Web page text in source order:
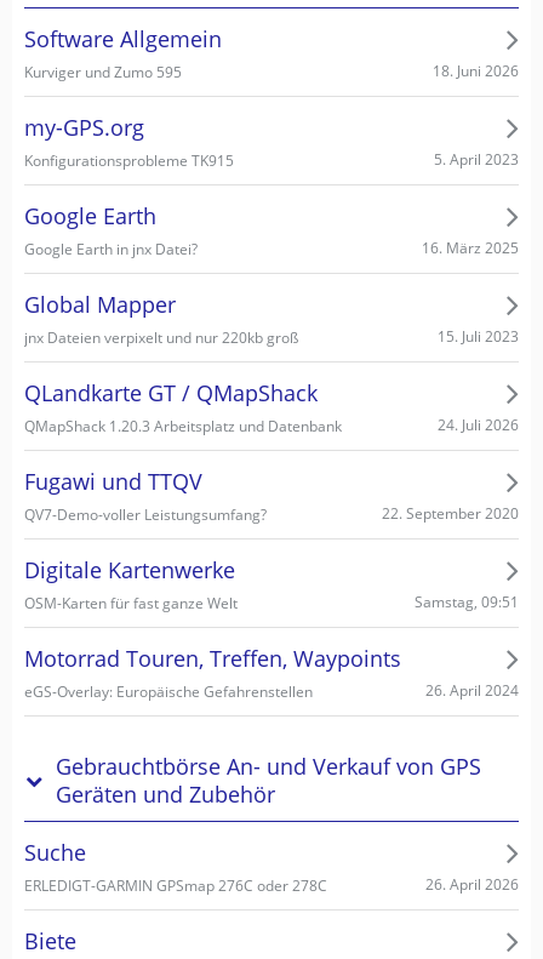
Software Allgemein
Kurviger und Zumo 595 18. Juni 2026
my-GPS.org
Konfigurationsprobleme TK915 5. April 2023
Google Earth
Google Earth in jnx Datei? 16. März 2025
Global Mapper
jnx Dateien verpixelt und nur 220kb groß 15. Juli 2023
QLandkarte GT / QMapShack
QMapShack 1.20.3 Arbeitsplatz und Datenbank 24. Juli 2026
Fugawi und TTQV
QV7-Demo-voller Leistungsumfang? 22. September 2020
Digitale Kartenwerke
OSM-Karten für fast ganze Welt Samstag, 09:51
Motorrad Touren, Treffen, Waypoints
eGS-Overlay: Europäische Gefahrenstellen 26. April 2024
Gebrauchtbörse An- und Verkauf von GPS
Geräten und Zubehör
Suche
ERLEDIGT-GARMIN GPSmap 276C oder 278C 26. April 2026
Biete